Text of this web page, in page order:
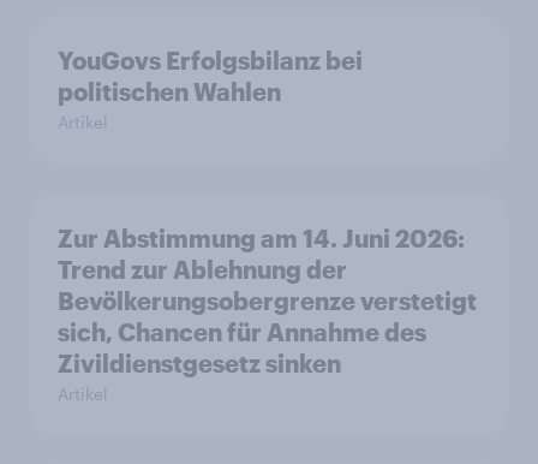
YouGovs Erfolgsbilanz bei
politischen Wahlen
Artikel
Zur Abstimmung am 14. Juni 2026:
Trend zur Ablehnung der
Bevölkerungsobergrenze verstetigt
sich, Chancen für Annahme des
Zivildienstgesetz sinken
Artikel